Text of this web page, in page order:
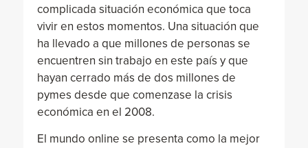
complicada situación económica que toca
vivir en estos momentos. Una situación que
ha llevado a que millones de personas se
encuentren sin trabajo en este país y que
hayan cerrado más de dos millones de
pymes desde que comenzase la crisis
económica en el 2008.
El mundo online se presenta como la mejor